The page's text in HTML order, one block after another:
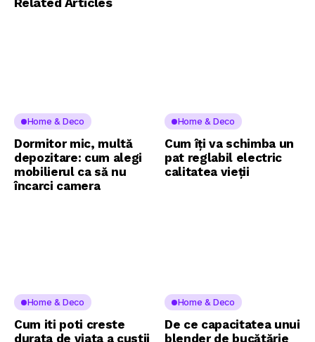
Home & Deco
Dormitor mic, multă
depozitare: cum alegi
mobilierul ca să nu
încarci camera
Home & Deco
Cum îți va schimba un
pat reglabil electric
calitatea vieții
Home & Deco
Cum iti poti creste
durata de viata a custii
Home & Deco
De ce capacitatea unui
blender de bucătărie